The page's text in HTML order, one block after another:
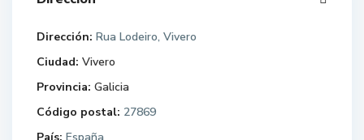
Dirección: Rua Lodeiro, Vivero
Ciudad: Vivero
Provincia: Galicia
Código postal: 27869